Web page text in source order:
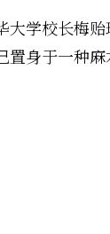
大学校长梅
置身于一种